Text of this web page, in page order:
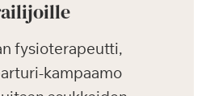
fysioterapeutti,
kampaamo